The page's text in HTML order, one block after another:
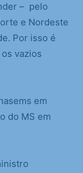
– pelo
e Nordeste
Por isso é
vazios
em
do MS em